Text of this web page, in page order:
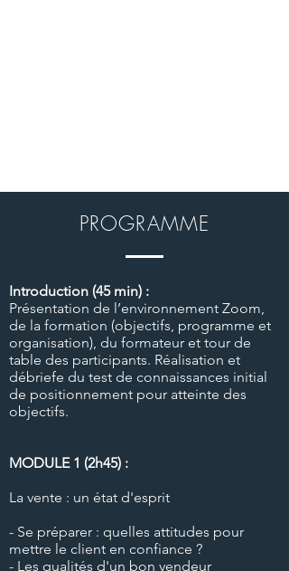
PROGRAMME
Introduction (45 min) :
Présentation de l’environnement Zoom,
de la formation (objectifs, programme et
organisation), du formateur et tour de
table des participants. Réalisation et
débriefe du test de connaissances initial
de positionnement pour atteinte des
objectifs.
MODULE 1 (2h45) :
La vente : un état d'esprit
- Se préparer : quelles attitudes pour
mettre le client en confiance ?
- Les qualités d'un bon vendeur